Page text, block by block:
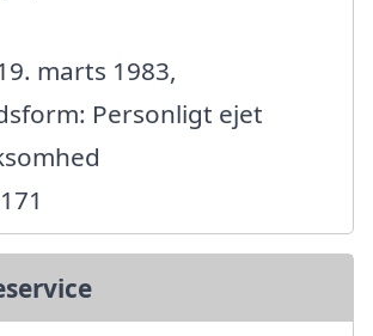
marts 1983,
Personligt ejet